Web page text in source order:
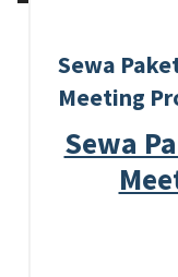
Sewa
Meeting
Sewa